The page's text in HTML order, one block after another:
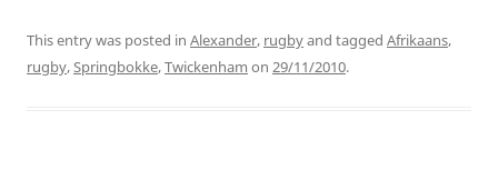
This entry was posted in Alexander, rugbyand tagged Afrikaans,
rugby,Springbokke,Twickenham on 29/11/2010.